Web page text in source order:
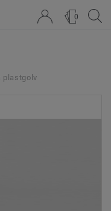
0
plastgolv